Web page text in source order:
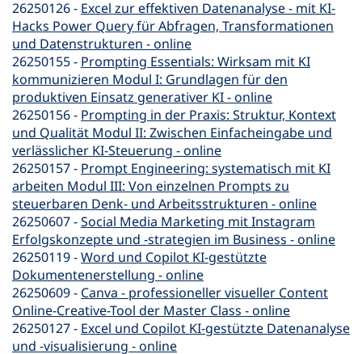
26250126 - Excel zur effektiven Datenanalyse - mit KI-
Hacks Power Query für Abfragen, Transformationen
und Datenstrukturen - online
26250155 - Prompting Essentials: Wirksam mit KI
kommunizieren Modul I: Grundlagen für den
produktiven Einsatz generativer KI - online
26250156 - Prompting in der Praxis: Struktur, Kontext
und Qualität Modul II: Zwischen Einfacheingabe und
verlässlicher KI-Steuerung - online
26250157 - Prompt Engineering: systematisch mit KI
arbeiten Modul III: Von einzelnen Prompts zu
steuerbaren Denk- und Arbeitsstrukturen - online
26250607 -Social Media Marketing mit Instagram
Erfolgskonzepte und -strategien im Business - online
26250119 -Word und Copilot KI-gestützte
Dokumentenerstellung - online
26250609 - Canva - professioneller visueller Content
Online-Creative-Tool der Master Class - online
26250127 - Excel und Copilot KI-gestützte Datenanalyse
und -visualisierung - online